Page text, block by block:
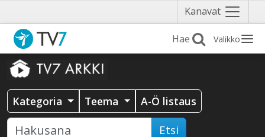
Kanavat Näytä
valikko
Valikko
Kategoria Teema A-Ö listaus
Etsi